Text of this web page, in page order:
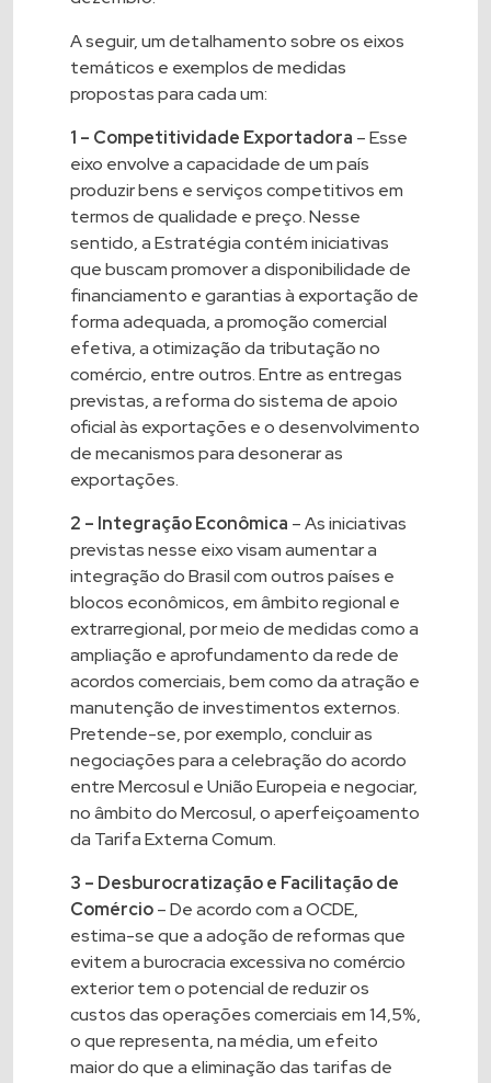
A seguir, um detalhamento sobre os eixos
temáticos e exemplos de medidas
propostas para cada um:
1 – Competitividade Exportadora – Esse
eixo envolve a capacidade de um país
produzir bens e serviços competitivos em
termos de qualidade e preço. Nesse
sentido, a Estratégia contém iniciativas
que buscam promover a disponibilidade de
financiamento e garantias à exportação de
forma adequada, a promoção comercial
efetiva, a otimização da tributação no
comércio, entre outros. Entre as entregas
previstas, a reforma do sistema de apoio
oficial às exportações e o desenvolvimento
de mecanismos para desonerar as
exportações.
2 – Integração Econômica – As iniciativas
previstas nesse eixo visam aumentar a
integração do Brasil com outros países e
blocos econômicos, em âmbito regional e
extrarregional, por meio de medidas como a
ampliação e aprofundamento da rede de
acordos comerciais, bem como da atração e
manutenção de investimentos externos.
Pretende-se, por exemplo, concluir as
negociações para a celebração do acordo
entre Mercosul e União Europeia e negociar,
no âmbito do Mercosul, o aperfeiçoamento
da Tarifa Externa Comum.
3 – Desburocratização e Facilitação de
Comércio– De acordo com a OCDE,
estima-se que a adoção de reformas que
evitem a burocracia excessiva no comércio
exterior tem o potencial de reduzir os
custos das operações comerciais em 14,5%,
o que representa, na média, um efeito
maior do que a eliminação das tarifas de